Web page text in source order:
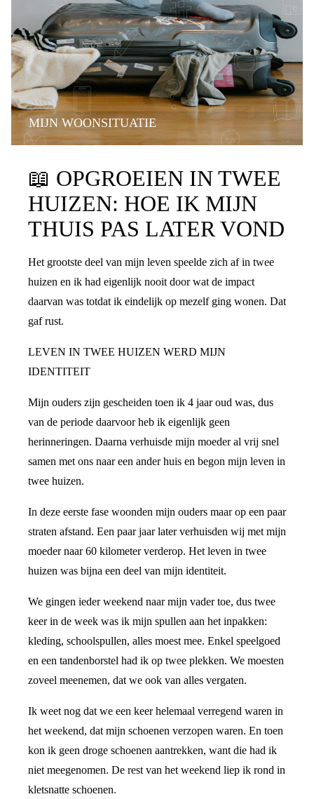
MIJN WOONSITUATIE
📖 OPGROEIEN IN TWEE
HUIZEN: HOE IK MIJN
THUIS PAS LATER VOND
Het grootste deel van mijn leven speelde zich af in twee
huizen en ik had eigenlijk nooit door wat de impact
daarvan was totdat ik eindelijk op mezelf ging wonen. Dat
gaf rust.
LEVEN IN TWEE HUIZEN WERD MIJN
IDENTITEIT
Mijn ouders zijn gescheiden toen ik 4 jaar oud was, dus
van de periode daarvoor heb ik eigenlijk geen
herinneringen. Daarna verhuisde mijn moeder al vrij snel
samen met ons naar een ander huis en begon mijn leven in
twee huizen.
In deze eerste fase woonden mijn ouders maar op een paar
straten afstand. Een paar jaar later verhuisden wij met mijn
moeder naar 60 kilometer verderop. Het leven in twee
huizen was bijna een deel van mijn identiteit.
We gingen ieder weekend naar mijn vader toe, dus twee
keer in de week was ik mijn spullen aan het inpakken:
kleding, schoolspullen, alles moest mee. Enkel speelgoed
en een tandenborstel had ik op twee plekken. We moesten
zoveel meenemen, dat we ook van alles vergaten.
Ik weet nog dat we een keer helemaal verregend waren in
het weekend, dat mijn schoenen verzopen waren. En toen
kon ik geen droge schoenen aantrekken, want die had ik
niet meegenomen. De rest van het weekend liep ik rond in
kletsnatte schoenen.